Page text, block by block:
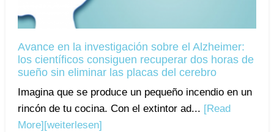
Avance en la investigación sobre el Alzheimer:
los científicos consiguen recuperar dos horas de
sueño sin eliminar las placas del cerebro
Imagina que se produce un pequeño incendio en un
rincón de tu cocina. Con el extintor ad... [Read
More][weiterlesen]